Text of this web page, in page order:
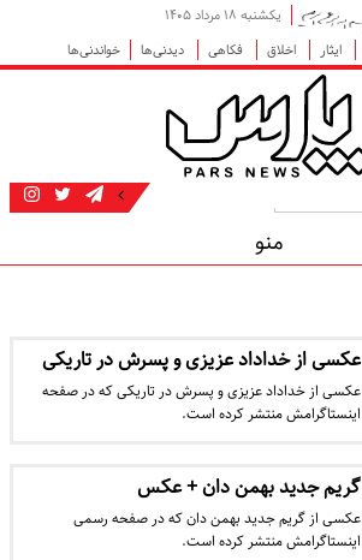
یکشنبه ۱۸ مرداد ۱۴۰۵
ایثار اخلاق فکاهی دیدنی‌ها خواندنی‌ها
منو
عکسی از خداداد عزیزی و پسرش در تاریکی
عکسی از خداداد عزیزی و پسرش در تاریکی که در صفحه
اینستاگرامش منتشر کرده است.
گریم جدید بهمن دان + عکس
عکسی از گریم جدید بهمن دان که در صفحه رسمی
اینستاگرامش منتشر کرده است.